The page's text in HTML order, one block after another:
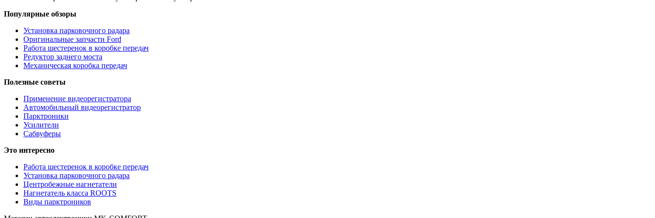
Популярные обзоры
Установка парковочного радара
Оригинальные запчасти Ford
Работа шестеренок в коробке передач
Редуктор заднего моста
Механическая коробка передач
Полезные советы
Применение видеорегистратора
Автомобильный видеорегистратор
Парктроники
Усилители
Cабвуферы
Это интересно
Работа шестеренок в коробке передач
Установка парковочного радара
Центробежные нагнетатели
Нагнетатель класса ROOTS
Виды парктроников